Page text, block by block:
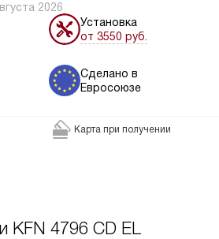
2026
Установка
от 3550 руб.
Сделано в
Евросоюзе
Карта при получении
KFN 4796 CD EL